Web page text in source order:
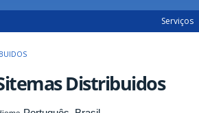
Serviços
Distribuidos